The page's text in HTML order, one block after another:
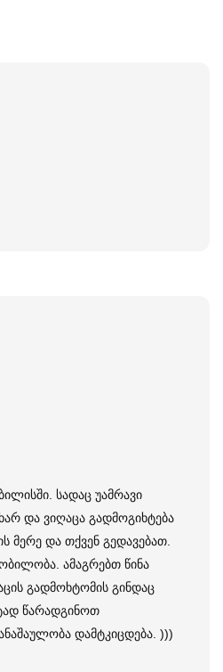
სადაც უამრავი
და ვიღაცა გადმოგიხტება
მერე და თქვენ გედავებათ.
ამაგრებთ წინა
გადმოხტომის გინდაც
წარადგინოთ
დამტკიცდება. )))